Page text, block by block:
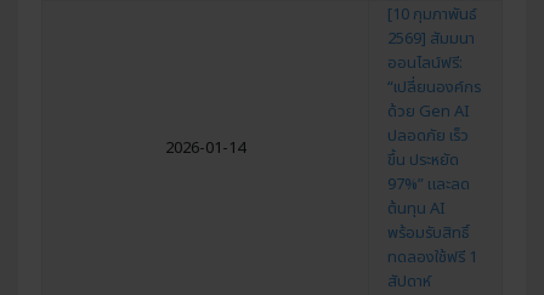
2026-01-14
[10 กุมภาพันธ์
2569] สัมมนา
ออนไลน์ฟรี:
“เปลี่ยนองค์กร
ด้วย Gen AI
ปลอดภัย เร็ว
ขึ้น ประหยัด
97%” และลด
ต้นทุน AI
พร้อมรับสิทธิ์
ทดลองใช้ฟรี 1
สัปดาห์